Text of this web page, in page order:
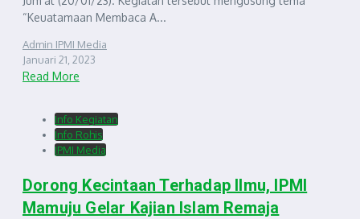
“Keuatamaan Membaca A...
Admin IPMI Media
Januari 21, 2023
Read More
Info Kegiatan
Info Rohis
IPMI Media
Dorong Kecintaan Terhadap Ilmu, IPMI
Mamuju Gelar Kajian Islam Remaja